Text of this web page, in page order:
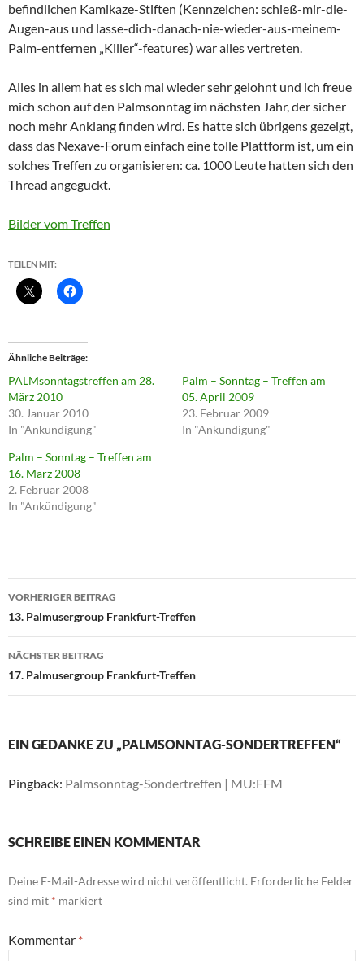
befindlichen Kamikaze-Stiften (Kennzeichen: schieß-mir-die-
Augen-aus und lasse-dich-danach-nie-wieder-aus-meinem-
Palm-entfernen „Killer“-features) war alles vertreten.
Alles in allem hat es sich mal wieder sehr gelohnt und ich freue
mich schon auf den Palmsonntag im nächsten Jahr, der sicher
noch mehr Anklang finden wird. Es hatte sich übrigens gezeigt,
dass das Nexave-Forum einfach eine tolle Plattform ist, um ein
solches Treffen zu organisieren: ca. 1000 Leute hatten sich den
Thread angeguckt.
Bilder vom Treffen
TEILEN MIT:
Ähnliche Beiträge
PALMsonntagstreffen am 28.
März 2010
30. Januar 2010
In "Ankündigung"
Palm – Sonntag – Treffen am
05. April 2009
23. Februar 2009
In "Ankündigung"
Palm – Sonntag – Treffen am
16. März 2008
2. Februar 2008
In "Ankündigung"
Beitragsnavigation
VORHERIGER BEITRAG
13. Palmusergroup Frankfurt-Treffen
NÄCHSTER BEITRAG
17. Palmusergroup Frankfurt-Treffen
EIN GEDANKE ZU „PALMSONNTAG-SONDERTREFFEN“
Pingback: Palmsonntag-Sondertreffen | MU:FFM
SCHREIBE EINEN KOMMENTAR
Deine E-Mail-Adresse wird nicht veröffentlicht. Erforderliche Felder
sind mit * markiert
Kommentar *